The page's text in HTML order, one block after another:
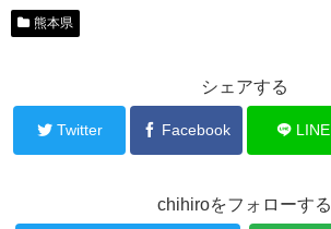
熊本県
シェアする
Twitter Facebook LINE
chihiroをフォローする